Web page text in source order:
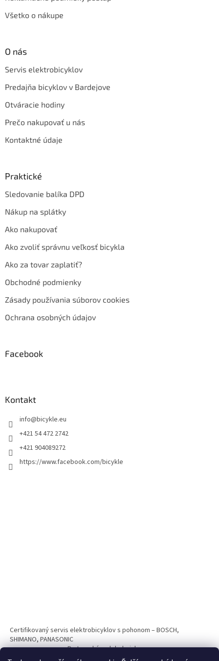
Všetko o nákupe
O nás
Servis elektrobicyklov
Predajňa bicyklov v Bardejove
Otváracie hodiny
Prečo nakupovať u nás
Kontaktné údaje
Praktické
Sledovanie balíka DPD
Nákup na splátky
Ako nakupovať
Ako zvoliť správnu veľkosť bicykla
Ako za tovar zaplatiť?
Obchodné podmienky
Zásady používania súborov cookies
Ochrana osobných údajov
Facebook
Kontakt
info@bicykle.eu
+421 54 472 2742
+421 904089272
https://www.facebook.com/bicykle
Certifikovaný servis elektrobicyklov s pohonom – BOSCH,
SHIMANO, PANASONIC
Partnerský web hokejshop.eu